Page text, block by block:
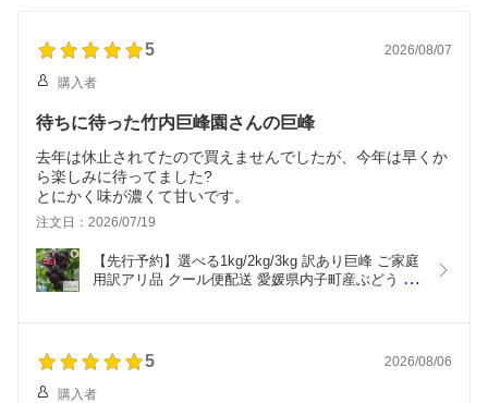
5 2026/08/07
購入者
待ちに待った竹内巨峰園さんの巨峰
去年は休止されてたので買えませんでしたが、今年は早くか
ら楽しみに待ってました?
注文日：2026/07/19
【先行予約】選べる1kg/2kg/3kg 訳あり巨峰 ご家庭
用訳アリ品 クール便配送 愛媛県内子町産ぶどう 竹
5 2026/08/06
購入者